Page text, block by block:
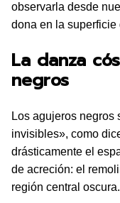
observarla desde
dona en la superficie
La danza
negros
Los agujeros negros
invisibles», como
drásticamente el
de acreción: el
región central oscura.